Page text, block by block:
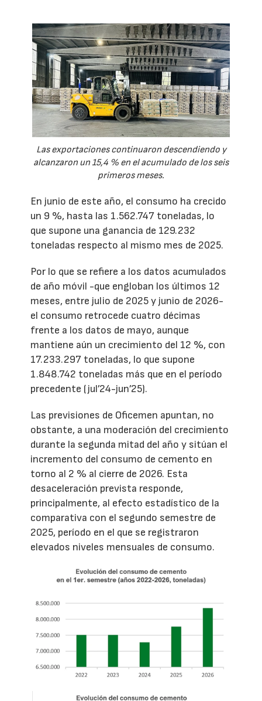
Las exportaciones continuaron descendiendo y
alcanzaron un 15,4 % en el acumulado de los seis
primeros meses.
En junio de este año, el consumo ha crecido
un 9 %, hasta las 1.562.747 toneladas, lo
que supone una ganancia de 129.232
toneladas respecto al mismo mes de 2025.
Por lo que se refiere a los datos acumulados
de año móvil -que engloban los últimos 12
meses, entre julio de 2025 y junio de 2026-
el consumo retrocede cuatro décimas
frente a los datos de mayo, aunque
mantiene aún un crecimiento del 12 %, con
17.233.297 toneladas, lo que supone
1.848.742 toneladas más que en el período
precedente (jul’24-jun’25).
Las previsiones de Oficemen apuntan, no
obstante, a una moderación del crecimiento
durante la segunda mitad del año y sitúan el
incremento del consumo de cemento en
torno al 2 % al cierre de 2026. Esta
desaceleración prevista responde,
principalmente, al efecto estadístico de la
comparativa con el segundo semestre de
2025, período en el que se registraron
elevados niveles mensuales de consumo.